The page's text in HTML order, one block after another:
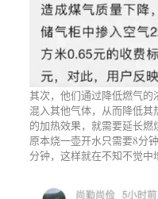
其次，他们通过降低燃气的
混入其他气体，从而降低
的加热效果，就需要延长燃
原本烧一壶开水只需要8分
分钟，这样就在不知不觉中